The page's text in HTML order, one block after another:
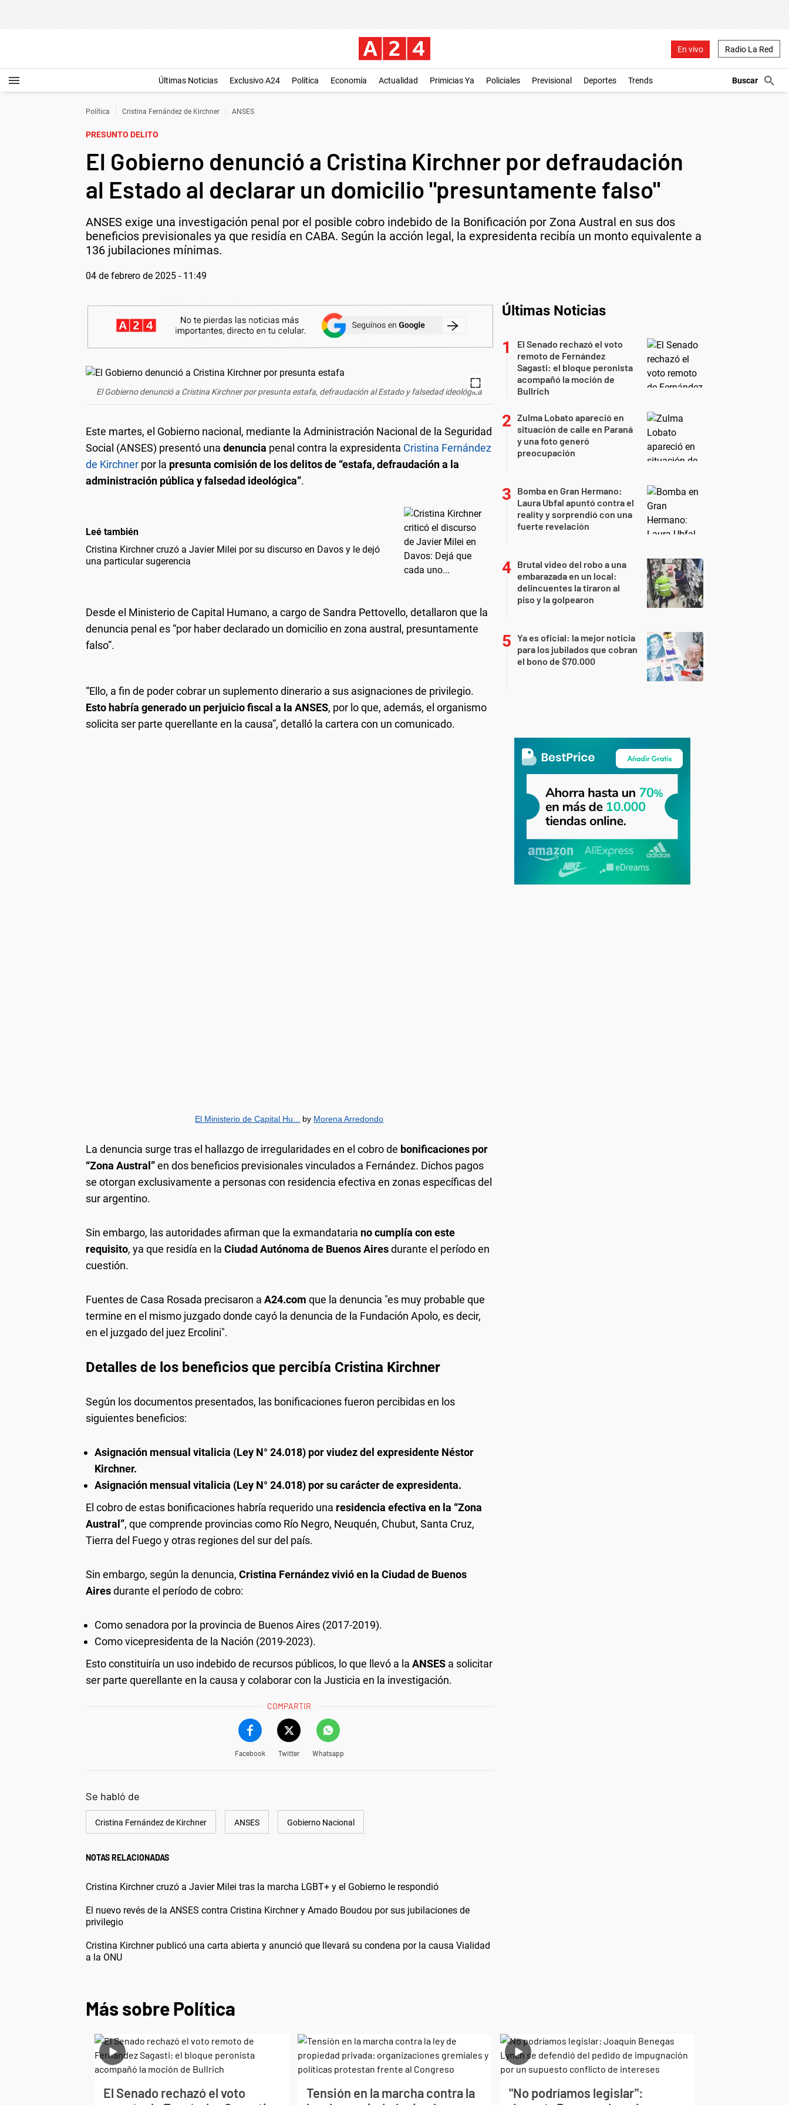
En vivo Radio La Red
Últimas Noticias Exclusivo A24 Política Economía Actualidad Primicias Ya Policiales Previsional Deportes Trends
Política Cristina Fernández de Kirchner ANSES
PRESUNTO DELITO
El Gobierno denunció a Cristina Kirchner por defraudación
al Estado al declarar un domicilio "presuntamente falso"
ANSES exige una investigación penal por el posible cobro indebido de la Bonificación por Zona Austral en sus dos
beneficios previsionales ya que residía en CABA. Según la acción legal, la expresidenta recibía un monto equivalente a
136 jubilaciones mínimas.
04 de febrero de 2025 - 11:49
El Gobierno denunció a Cristina Kirchner por presunta estafa, defraudación al Estado y falsedad ideológica
Este martes, el Gobierno nacional, mediante la Administración Nacional de la Seguridad
Social (ANSES) presentó una denuncia penal contra la expresidenta Cristina Fernández
de Kirchner por la presunta comisión de los delitos de “estafa, defraudación a la
administración pública y falsedad ideológica”.
Leé también
Cristina Kirchner cruzó a Javier Milei por su discurso en Davos y le dejó
una particular sugerencia
Desde el Ministerio de Capital Humano, a cargo de Sandra Pettovello, detallaron que la
denuncia penal es “por haber declarado un domicilio en zona austral, presuntamente
falso”.
“Ello, a fin de poder cobrar un suplemento dinerario a sus asignaciones de privilegio.
Esto habría generado un perjuicio fiscal a la ANSES, por lo que, además, el organismo
solicita ser parte querellante en la causa”, detalló la cartera con un comunicado.
El Ministerio de Capital Hu... by Morena Arredondo
La denuncia surge tras el hallazgo de irregularidades en el cobro de bonificaciones por
“Zona Austral”en dos beneficios previsionales vinculados a Fernández. Dichos pagos
se otorgan exclusivamente a personas con residencia efectiva en zonas específicas del
sur argentino.
Sin embargo, las autoridades afirman que la exmandataria no cumplía con este
requisito, ya que residía en la Ciudad Autónoma de Buenos Airesdurante el período en
cuestión.
Fuentes de Casa Rosada precisaron a A24.com que la denuncia "es muy probable que
termine en el mismo juzgado donde cayó la denuncia de la Fundación Apolo, es decir,
en el juzgado del juez Ercolini".
Detalles de los beneficios que percibía Cristina Kirchner
Según los documentos presentados, las bonificaciones fueron percibidas en los
siguientes beneficios:
Asignación mensual vitalicia (Ley N° 24.018) por viudez del expresidente Néstor
Kirchner.
Asignación mensual vitalicia (Ley N° 24.018) por su carácter de expresidenta.
El cobro de estas bonificaciones habría requerido una residencia efectiva en la “Zona
Austral”, que comprende provincias como Río Negro, Neuquén, Chubut, Santa Cruz,
Tierra del Fuego y otras regiones del sur del país.
Sin embargo, según la denuncia, Cristina Fernández vivió en la Ciudad de Buenos
Airesdurante el período de cobro:
Como senadora por la provincia de Buenos Aires (2017-2019).
Como vicepresidenta de la Nación (2019-2023).
Esto constituiría un uso indebido de recursos públicos, lo que llevó a la ANSES a solicitar
ser parte querellante en la causa y colaborar con la Justicia en la investigación.
COMPARTIR
Facebook Twitter Whatsapp
Se habló de
Cristina Fernández de Kirchner ANSES Gobierno Nacional
NOTAS RELACIONADAS
Cristina Kirchner cruzó a Javier Milei tras la marcha LGBT+ y el Gobierno le respondió
El nuevo revés de la ANSES contra Cristina Kirchner y Amado Boudou por sus jubilaciones de
privilegio
Cristina Kirchner publicó una carta abierta y anunció que llevará su condena por la causa Vialidad
a la ONU
Últimas Noticias
El Senado rechazó el voto
remoto de Fernández
Sagasti: el bloque peronista
acompañó la moción de
Bullrich
Zulma Lobato apareció en
situación de calle en Paraná
y una foto generó
preocupación
Bomba en Gran Hermano:
Laura Ubfal apuntó contra el
reality y sorprendió con una
fuerte revelación
Brutal video del robo a una
embarazada en un local:
delincuentes la tiraron al
piso y la golpearon
Ya es oficial: la mejor noticia
para los jubilados que cobran
el bono de $70.000
Más sobre Política
El Senado rechazó el voto
Tensión en la marcha contra la
"No podríamos legislar":